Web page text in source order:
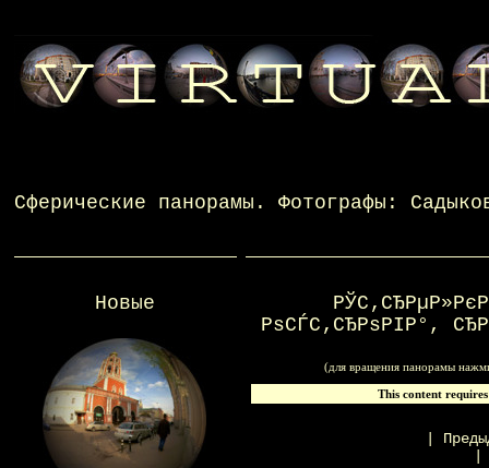
Сферические панорамы . Фотографы:
Новые
РѕСЃС‚СЂРѕРІР°,
(для вращения панорамы
This content